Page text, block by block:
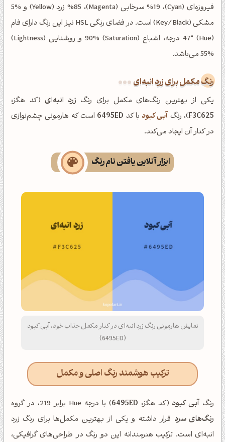
فیروزه‌ای (Cyan)، %19 سرخابی (Magenta)، %85 زرد (Yellow) و %5
مشکی (Key/Black) است. در فضای رنگی HSL نیز این رنگ دارای فام
(Hue) 47° درجه، اشباع (Saturation) 90% و روشنایی (Lightness)
55% می‌باشد.
رنگ مکمل برای زرد انبه‌ای
یکی از بهترین رنگ‌های مکمل برای رنگ زرد انبه‌ای(کد هگز:
F3C625)، رنگ آبی کبود با کد 6495ED است که هارمونی چشم‌نوازی
در کنار آن ایجاد می‌کند.
ابزار آنلاین یافتن نام رنگ
نمایش هارمونی رنگ زرد انبه‌ای در کنار مکمل جذاب خود، آبی کبود
(6495ED)
ترکیب هوشمند رنگ اصلی و مکمل
رنگ آبی کبود (کد هگز: 6495ED) با درجه Hue برابر 219، در گروه
رنگ‌های سرد قرار داشته و یکی از بهترین مکمل‌ها برای رنگ زرد
انبه‌ای است. ترکیب هنرمندانه این دو رنگ در طراحی‌های گرافیکی،